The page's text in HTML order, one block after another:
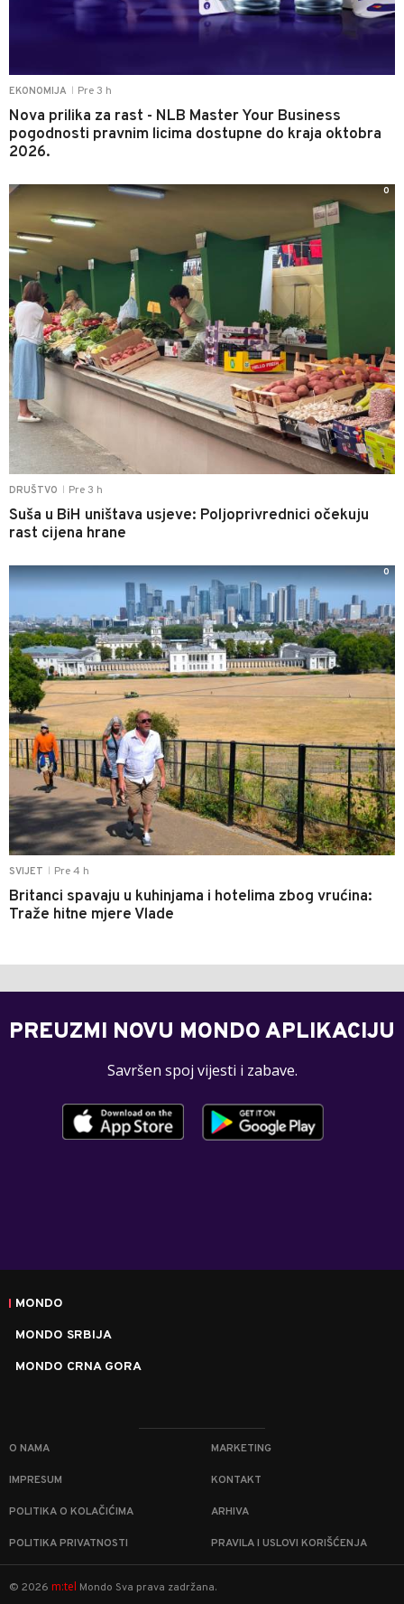
EKONOMIJA Pre 3 h
Nova prilika za rast - NLB Master Your Business
pogodnosti pravnim licima dostupne do kraja oktobra
2026.
DRUŠTVO Pre 3 h
Suša u BiH uništava usjeve: Poljoprivrednici očekuju
rast cijena hrane
0
SVIJET Pre 4 h
Britanci spavaju u kuhinjama i hotelima zbog vrućina:
Traže hitne mjere Vlade
0
PREUZMI NOVU MONDO APLIKACIJU
Savršen spoj vijesti i zabave.
MONDO
MONDO SRBIJA
MONDO CRNA GORA
O NAMA MARKETING
IMPRESUM KONTAKT
POLITIKA O KOLAČIĆIMA ARHIVA
POLITIKA PRIVATNOSTI PRAVILA I USLOVI KORIŠĆENJA
© 2026 m:tel Mondo Sva prava zadržana.